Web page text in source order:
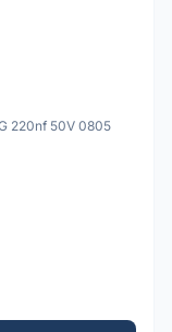
220nf 50V 0805